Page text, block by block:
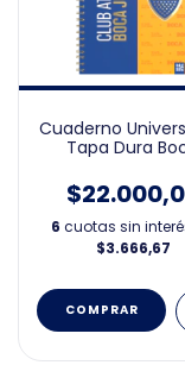
Cuaderno
Tapa Dura
6 cuotas sin
$3.666,67
COMPRAR